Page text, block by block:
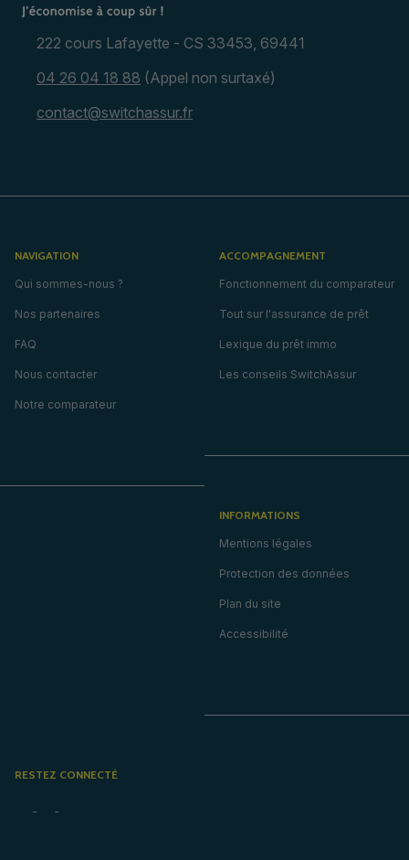
222 cours Lafayette - CS 33453, 69441
04 26 04 18 88 (Appel non surtaxé)
contact@switchassur.fr
NAVIGATION
Qui sommes-nous ?
Nos partenaires
FAQ
Nous contacter
Notre comparateur
ACCOMPAGNEMENT
Fonctionnement du comparateur
Tout sur l'assurance de prêt
Lexique du prêt immo
Les conseils SwitchAssur
INFORMATIONS
Mentions légales
Protection des données
Plan du site
Accessibilité
RESTEZ CONNECTÉ